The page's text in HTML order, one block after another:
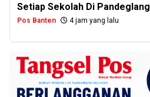
Setiap Sekolah Di Pandeglang
Pos Banten 4 jam yang lalu